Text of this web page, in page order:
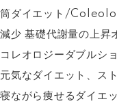
筒ダイエット/
減少 基礎代謝量の上昇
コレオロジーダブルシ
元気なダイエット、ス
寝ながら痩せるダイエ